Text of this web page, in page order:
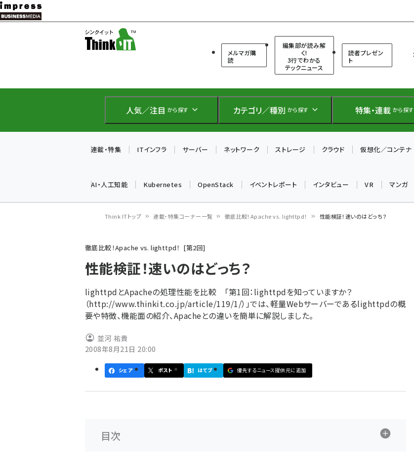
メ
イ
テ
に
メルマガ購
読
編集部が読み解
く!
3行でわかる
テックニュース
読者プレゼン
ト
人気／注目 から探す カテゴリ／種別 から探す 特集・連載 から探す
連載・特集 ITインフラ サーバー ネットワーク ストレージ クラウド 仮想化／コンテナ
AI・人工知能 Kubernetes OpenStack イベントレポート インタビュー VR マンガ
ン
く
ず
Think ITトップ 連載・特集コーナー一覧 徹底比較！Apache vs. lighttpd！ 性能検証！速いのはどっち？
徹底比較！Apache vs. lighttpd！ 第2回
性能検証！速いのはどっち？
lighttpdとApacheの処理性能を比較 「第1回：lighttpdを知っていますか？
（http://www.thinkit.co.jp/article/119/1/）」では、軽量Webサーバーであるlighttpdの概
要や特徴、機能面の紹介、Apacheとの違いを簡単に解説しました。
並河 祐貴
2008年8月21日 20:00
シェア ポスト はてブ 優先するニュース提供元に追加
目次